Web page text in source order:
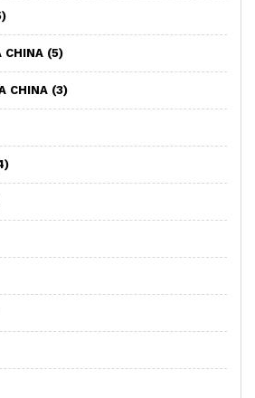
CHINA (5)
CHINA (3)